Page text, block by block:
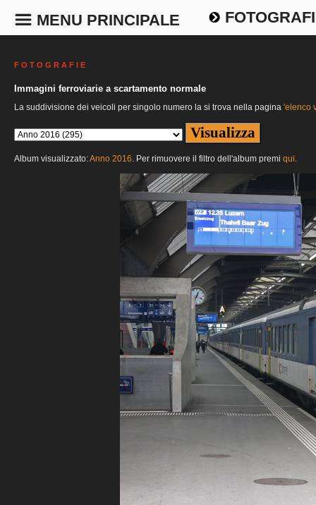
MENU PRINCIPALE
F O T O G R A F I E
Immagini ferroviarie a scartamento normale
La suddivisione dei veicoli per singolo numero la si trova nella pagina 'elenco
Album visualizzato:Anno 2016. Per rimuovere il filtro dell'album premi qui.